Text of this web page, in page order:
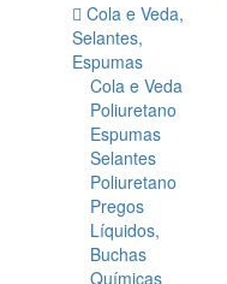
Cola e Veda,
Selantes,
Espumas
Cola e Veda
Poliuretano
Espumas
Selantes
Poliuretano
Pregos
Líquidos,
Buchas
Químicas